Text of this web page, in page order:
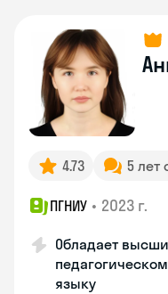
4.73 5 лет
ПГНИУ • 2023 г.
Обладает
языку